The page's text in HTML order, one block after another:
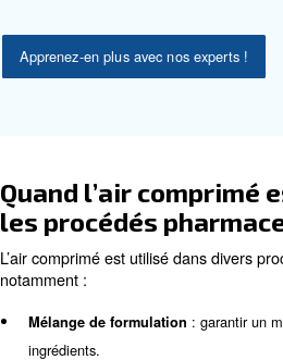
Brouillards et vapeurs d’huile
compromettre la qualité et la
Normes ISO pour
comprimé
La norme ISO 8573-1:2010
fonction de la concentration de
classes de pureté sont